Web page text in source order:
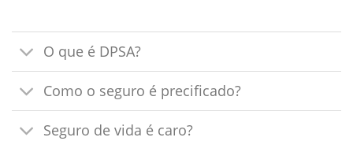
O que é DPSA?
Como o seguro é precificado?
Seguro de vida é caro?